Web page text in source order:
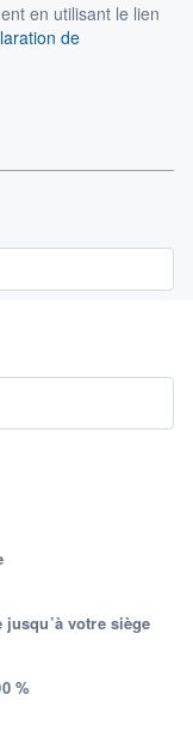
en utilisant le lien
de
votre siège
%